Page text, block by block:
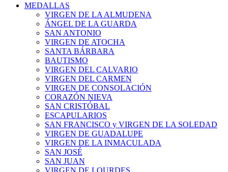
MEDALLAS
VIRGEN DE LA ALMUDENA
ÁNGEL DE LA GUARDA
SAN ANTONIO
VIRGEN DE ATOCHA
SANTA BÁRBARA
BAUTISMO
VIRGEN DEL CALVARIO
VIRGEN DEL CARMEN
VIRGEN DE CONSOLACIÓN
CORAZÓN NIEVA
SAN CRISTÓBAL
ESCAPULARIOS
SAN FRANCISCO y VIRGEN DE LA SOLEDAD
VIRGEN DE GUADALUPE
VIRGEN DE LA INMACULADA
SAN JOSÉ
SAN JUAN
VIRGEN DE LOURDES